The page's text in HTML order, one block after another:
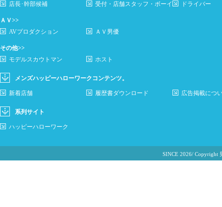
店長･幹部候補
受付・店舗スタッフ・ボーイ ドライバー
ＡＶ>>
AVプロダクション
ＡＶ男優
その他>>
モデルスカウトマン
ホスト
メンズハッピーハローワークコンテンツ。
新着店舗 履歴書ダウンロード 広告掲載につ
系列サイト
ハッピーハローワーク
SINCE 2026/ Copyright